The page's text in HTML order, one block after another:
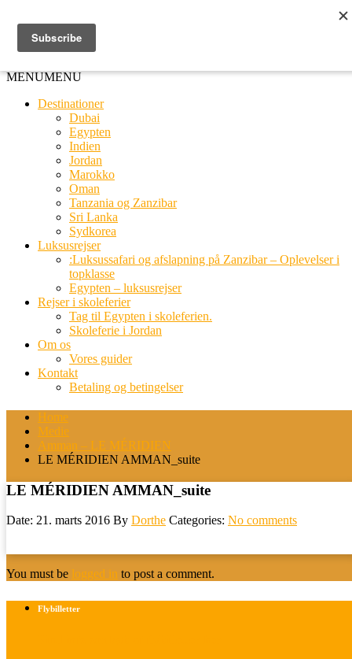
MENUMENU
Destinationer
Dubai
Egypten
Indien
Jordan
Marokko
Oman
Tanzania og Zanzibar
Sri Lanka
Sydkorea
Luksusrejser
:Luksussafari og afslapning på Zanzibar – Oplevelser i
topklasse
Egypten – luksusrejser
Rejser i skoleferier
Tag til Egypten i skoleferien.
Skoleferie i Jordan
Om os
Vores guider
Kontakt
Betaling og betingelser
Home
Medie
Amman – LE MÉRIDIEN
LE MÉRIDIEN AMMAN_suite
LE MÉRIDIEN AMMAN_suite
Date: 21. marts 2016 By Dorthe Categories: No comments
You must be logged in to post a comment.
Flybilletter